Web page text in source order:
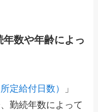
数や年齢によっ
定給付日数）
」
勤続年数によって